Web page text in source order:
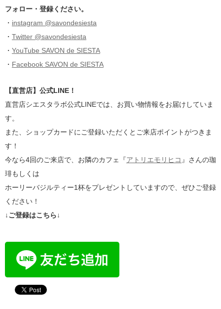
フォロー・登録ください。
・ instagram @savondesiesta
・ Twitter @savondesiesta
・ YouTube SAVON de SIESTA
・ Facebook SAVON de SIESTA
【直営店】公式LINE！
直営店シエスタラボ公式LINEでは、お買い物情報をお届けしていま
す。
また、ショップカードにご登録いただくとご来店ポイントがつきま
す！
今なら4回のご来店で、お隣のカフェ『アトリエモリヒコ 』さんの珈
琲もしくは
ホーリーバジルティー1杯をプレゼントしていますので、ぜひご登録
ください！
↓ご登録はこちら↓